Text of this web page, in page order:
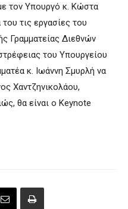
τον Υπουργό κ. Κώστα
τις εργασίες του
Γραμματείας Διεθνών
του Υπουργείου
κ. Ιωάννη Σμυρλή να
Χαντζηνικολάου,
θα είναι ο Keynote